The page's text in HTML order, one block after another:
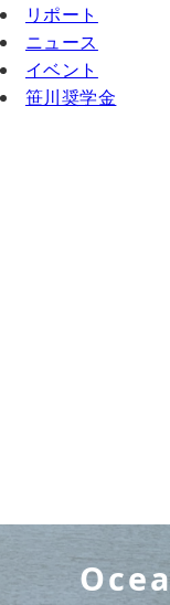
リポート
ニュース
イベント
笹川奨学金